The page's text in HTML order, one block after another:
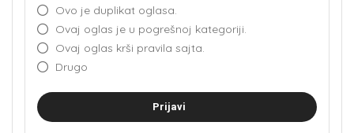
Ovo je duplikat oglasa.
Ovaj oglas je u pogrešnoj kategoriji.
Ovaj oglas krši pravila sajta.
Drugo
Prijavi